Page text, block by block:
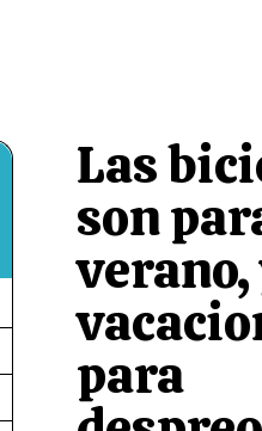
Las
son
verano,
para